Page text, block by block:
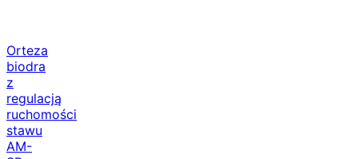
Orteza
biodra
z
regulacją
ruchomości
stawu
AM-